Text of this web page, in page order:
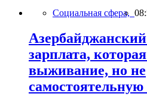
Социальная сфера,
зарплата,
выживание, но не